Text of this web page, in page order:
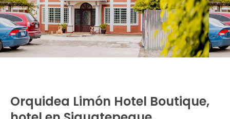
Orquidea Limón Hotel Boutique,